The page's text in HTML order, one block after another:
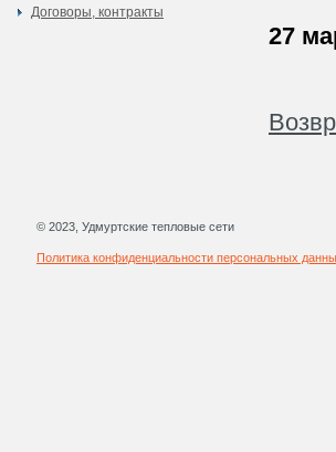
Договоры, контракты
27
© 2023, Удмуртские тепловые сети
Политика конфиденциальности персональных